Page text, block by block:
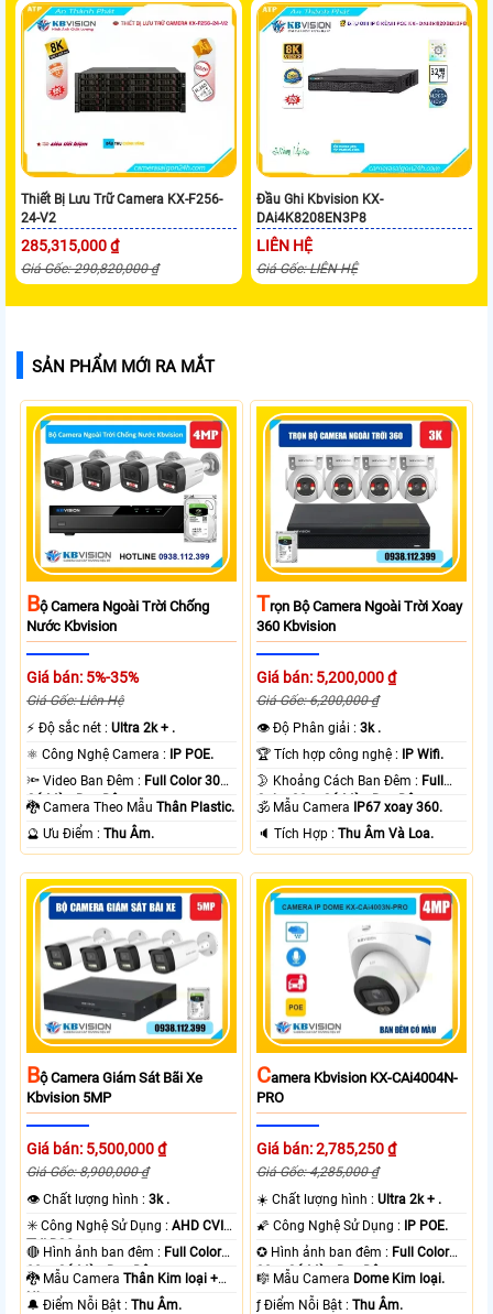
Thiết Bị Lưu Trữ Camera KX-F256-
24-V2
285,315,000 ₫
Giá Gốc: 290,820,000 ₫
Đầu Ghi Kbvision KX-
DAi4K8208EN3P8
LIÊN HỆ
Giá Gốc: LIÊN HỆ
SẢN PHẨM MỚI RA MẮT
BỘ Camera Ngoài Trời Chống
Nước Kbvision
Giá bán: 5%-35%
Giá Gốc: Liên Hệ
️⚡ Độ sắc nét :Ultra 2k + .
⚛️ Công Nghệ Camera : IP POE.
🔦 Video Ban Đêm : Full Color 30m
Có Màu Ban Ðêm.
🐉️ Camera Theo MẫuThân Plastic.
️🔮 Ưu Điểm :Thu Âm.
TRọn Bộ Camera Ngoài Trời Xoay
360 Kbvision
Giá bán: 5,200,000 ₫
Giá Gốc: 6,200,000 ₫
👁 Độ Phân giải :3k .
🏆 Tích hợp công nghệ : IP Wifi.
🌛 Khoảng Cách Ban Đêm : Full
Color 30m Có Màu Ban Ðêm.
🕉️ Mẫu Camera IP67 xoay 360.
️🔈 Tích Hợp :Thu Âm Và Loa.
BỘ Camera Giám Sát Bãi Xe
Kbvision 5MP
Giá bán: 5,500,000 ₫
Giá Gốc: 8,900,000 ₫
👁 Chất lượng hình :3k .
✳️ Công Nghệ Sử Dụng :AHD CVI
TVI BCS.
🔴 Hình ảnh ban đêm : Full Color
80m Có Màu Ban Ðêm.
🐉️ Mẫu CameraThân Kim loại +
Nhựa.
️🔔 Điểm Nỗi Bật :Thu Âm.
CAmera Kbvision KX-CAi4004N-
PRO
Giá bán: 2,785,250 ₫
Giá Gốc: 4,285,000 ₫
☀️ Chất lượng hình :Ultra 2k + .
🌠 Công Nghệ Sử Dụng :
IP POE.
✪ Hình ảnh ban đêm : Full Color
30m Có Màu Ban Ðêm.
🎼️ Mẫu Camera Dome Kim loại.
️ƒ Điểm Nỗi Bật :Thu Âm.